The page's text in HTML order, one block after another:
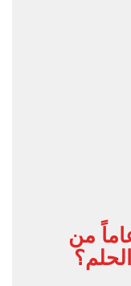
سالم يكتب : 13 عاماً من